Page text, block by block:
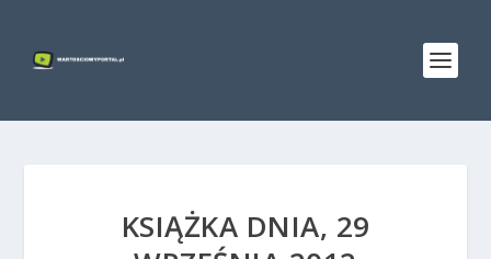
KSIĄŻKA DNIA, 29